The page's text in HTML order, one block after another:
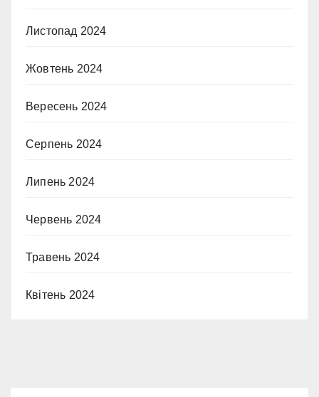
Листопад 2024
Жовтень 2024
Вересень 2024
Серпень 2024
Липень 2024
Червень 2024
Травень 2024
Квітень 2024